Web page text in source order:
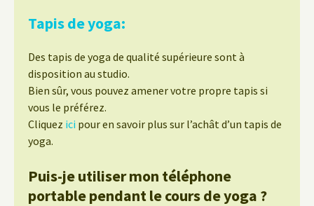
Tapis de yoga:
Des tapis de yoga de qualité supérieure sont à
disposition au studio.
Bien sûr, vous pouvez amener votre propre tapis si
vous le préférez.
Cliquez ici pour en savoir plus sur l’achât d’un tapis de
yoga.
Puis-je utiliser mon téléphone
portable pendant le cours de yoga ?